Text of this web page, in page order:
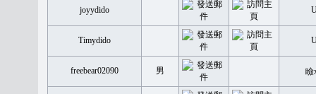
joyydido
Timydido
freebear02090 男